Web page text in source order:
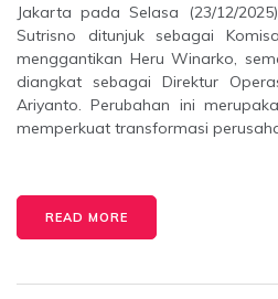
Jakarta pada Selasa (23/12/
Sutrisno ditunjuk sebagai
menggantikan Heru Winarko,
diangkat sebagai Direktur
Ariyanto. Perubahan ini
memperkuat transformasi
READ MORE